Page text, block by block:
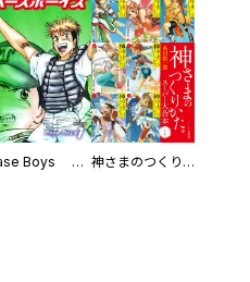
Base Boys 新装版 神さまのつくりかた。スーパー大合本